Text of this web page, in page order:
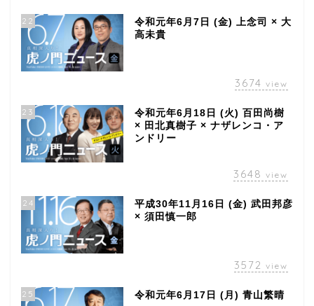
22
令和元年6月7日 (金) 上念司 × 大
高未貴
3674 view
23
令和元年6月18日 (火) 百田尚樹
× 田北真樹子 × ナザレンコ・ア
ンドリー
3648 view
24
平成30年11月16日 (金) 武田邦彦
× 須田慎一郎
3572 view
25 令和元年6月17日 (月) 青山繁晴